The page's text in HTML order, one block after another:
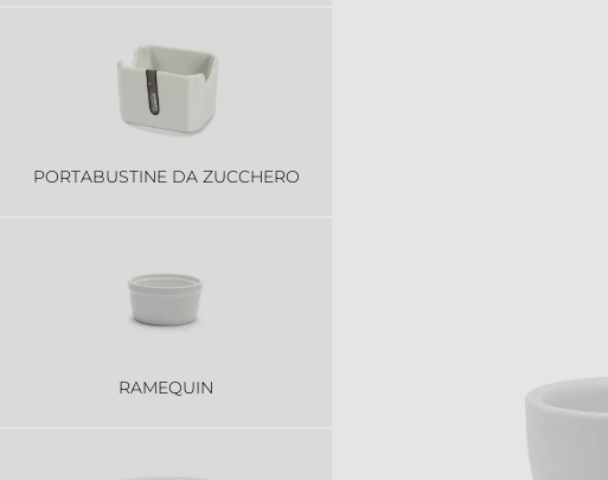
PORTABUSTINE DA ZUCCHERO
RAMEQUIN